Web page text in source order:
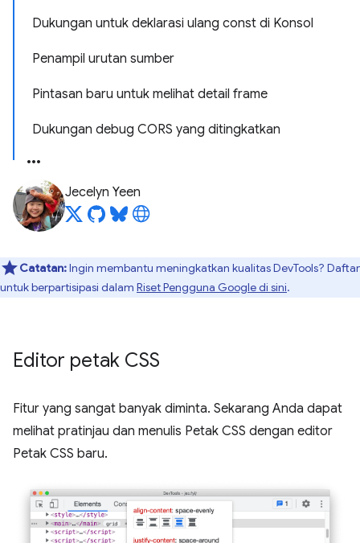
Dukungan untuk deklarasi ulang const di Konsol
Penampil urutan sumber
Pintasan baru untuk melihat detail frame
Dukungan debug CORS yang ditingkatkan
Jecelyn Yeen
Catatan:Ingin membantu meningkatkan kualitas DevTools? Daftar
untuk berpartisipasi dalam Riset Pengguna Google di sini.
Editor petak CSS
Fitur yang sangat banyak diminta. Sekarang Anda dapat
melihat pratinjau dan menulis Petak CSS dengan editor
Petak CSS baru.